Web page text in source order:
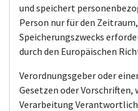
und speichert
Person nur für den
Speicherungszwecks
durch den Europäischen
Verordnungsgeber oder
Gesetzen oder Vorschriften,
Verarbeitung